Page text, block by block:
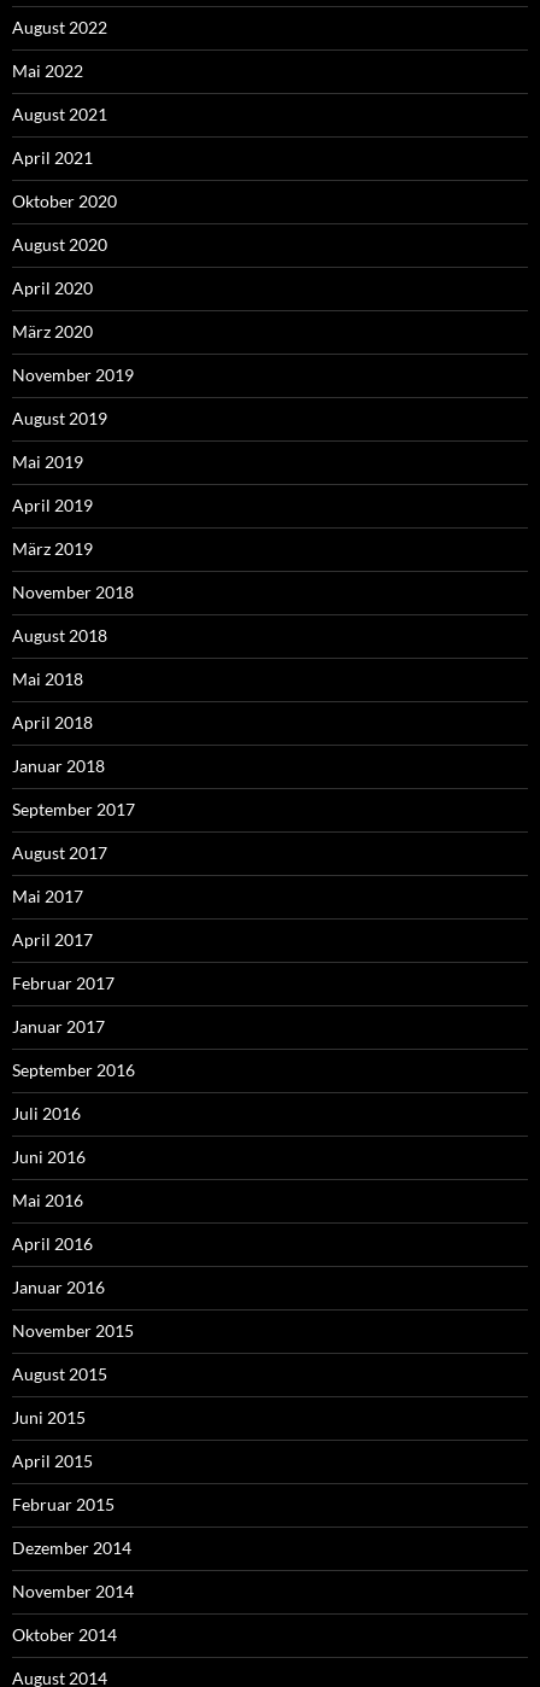
August 2022
Mai 2022
August 2021
April 2021
Oktober 2020
August 2020
April 2020
März 2020
November 2019
August 2019
Mai 2019
April 2019
März 2019
November 2018
August 2018
Mai 2018
April 2018
Januar 2018
September 2017
August 2017
Mai 2017
April 2017
Februar 2017
Januar 2017
September 2016
Juli 2016
Juni 2016
Mai 2016
April 2016
Januar 2016
November 2015
August 2015
Juni 2015
April 2015
Februar 2015
Dezember 2014
November 2014
Oktober 2014
August 2014